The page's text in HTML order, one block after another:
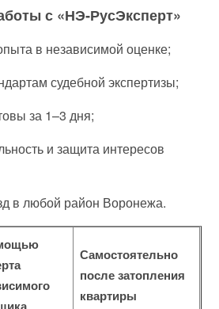
с «НЭ‑РусЭксперт»
в независимой оценке;
судебной экспертизы;
за 1–3 дня;
и защита интересов
в любой район Воронежа.
Самостоятельно
после затопления
квартиры